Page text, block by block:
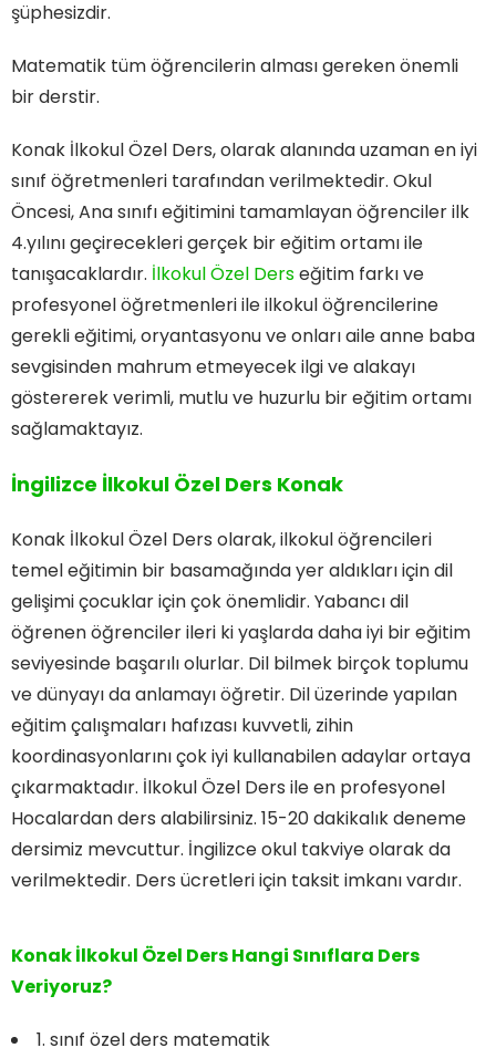
şüphesizdir.
Matematik tüm öğrencilerin alması gereken önemli
bir derstir.
Konak İlkokul Özel Ders, olarak alanında uzaman en iyi
sınıf öğretmenleri tarafından verilmektedir. Okul
Öncesi, Ana sınıfı eğitimini tamamlayan öğrenciler ilk
4.yılını geçirecekleri gerçek bir eğitim ortamı ile
tanışacaklardır. İlkokul Özel Derseğitim farkı ve
profesyonel öğretmenleri ile ilkokul öğrencilerine
gerekli eğitimi, oryantasyonu ve onları aile anne baba
sevgisinden mahrum etmeyecek ilgi ve alakayı
göstererek verimli, mutlu ve huzurlu bir eğitim ortamı
sağlamaktayız.
İngilizce İlkokul Özel Ders Konak
Konak İlkokul Özel Ders olarak, ilkokul öğrencileri
temel eğitimin bir basamağında yer aldıkları için dil
gelişimi çocuklar için çok önemlidir. Yabancı dil
öğrenen öğrenciler ileri ki yaşlarda daha iyi bir eğitim
seviyesinde başarılı olurlar. Dil bilmek birçok toplumu
ve dünyayı da anlamayı öğretir. Dil üzerinde yapılan
eğitim çalışmaları hafızası kuvvetli, zihin
koordinasyonlarını çok iyi kullanabilen adaylar ortaya
çıkarmaktadır. İlkokul Özel Ders ile en profesyonel
Hocalardan ders alabilirsiniz. 15-20 dakikalık deneme
dersimiz mevcuttur. İngilizce okul takviye olarak da
verilmektedir. Ders ücretleri için taksit imkanı vardır.
Konak İlkokul Özel Ders Hangi Sınıflara Ders
Veriyoruz?
1. sınıf özel ders matematik